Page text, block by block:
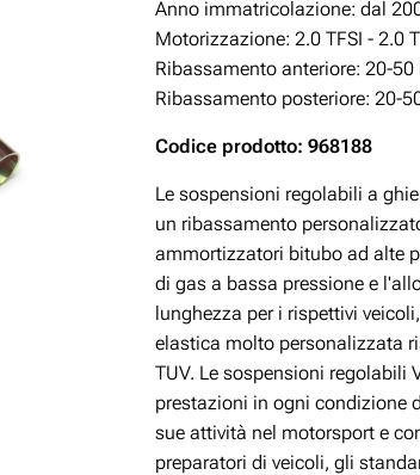
Anno immatricolazione: dal
Motorizzazione:2.0 TFSI - 2.0
Ribassamento anteriore: 20-50
Ribassamento posteriore: 20-
Codice prodotto: 968188
Le sospensioni regolabili a
un ribassamento
ammortizzatori bitubo ad alte
di gas a bassa pressione e
lunghezza per i rispettivi
elastica molto personalizzata
TUV. Le sospensioni regolabili
prestazioni in ogni condizione
sue attività nel motorsport e
preparatori di veicoli, gli